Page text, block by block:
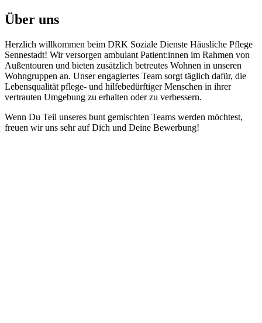
Über uns
Herzlich willkommen beim DRK Soziale Dienste Häusliche Pflege
Sennestadt! Wir versorgen ambulant Patient:innen im Rahmen von
Außentouren und bieten zusätzlich betreutes Wohnen in unseren
Wohngruppen an. Unser engagiertes Team sorgt täglich dafür, die
Lebensqualität pflege- und hilfebedürftiger Menschen in ihrer
vertrauten Umgebung zu erhalten oder zu verbessern.
Wenn Du Teil unseres bunt gemischten Teams werden möchtest,
freuen wir uns sehr auf Dich und Deine Bewerbung!